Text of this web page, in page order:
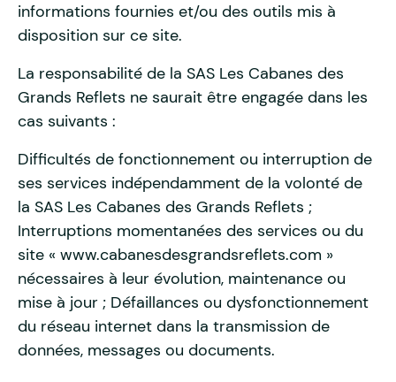
informations fournies et/ou des outils mis à
disposition sur ce site.
La responsabilité de la SAS Les Cabanes des
Grands Reflets ne saurait être engagée dans les
cas suivants :
Difficultés de fonctionnement ou interruption de
ses services indépendamment de la volonté de
la SAS Les Cabanes des Grands Reflets ;
Interruptions momentanées des services ou du
site « www.cabanesdesgrandsreflets.com »
nécessaires à leur évolution, maintenance ou
mise à jour ; Défaillances ou dysfonctionnement
du réseau internet dans la transmission de
données, messages ou documents.